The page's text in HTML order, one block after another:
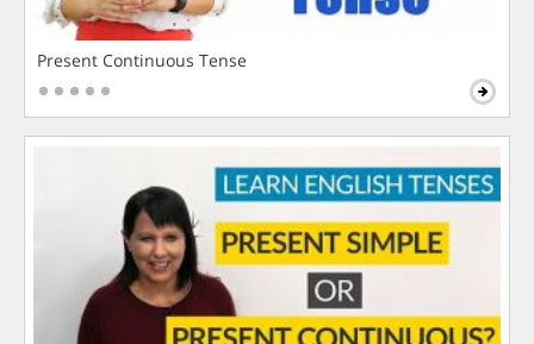
Present Continuous Tense